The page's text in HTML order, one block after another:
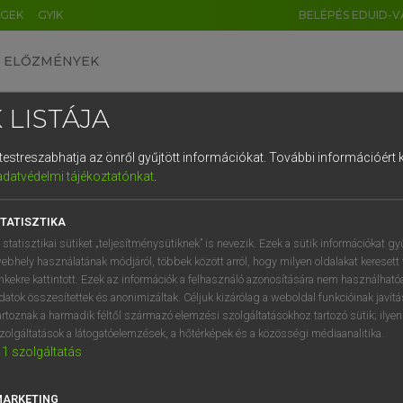
GYIK BELÉPÉS EDUID-
ELŐZMÉNYEK
szótár
VAN ELŐFIZETÉSED?
megtekintéséhez.
LISTÁJA
az önről gyűjtött információkat. További információért
tájékoztatónkat.
statisztikai sütiket „teljesítménysütiknek” is nevezik. Ezek a sütik információkat
használatának módjáról, többek között arról, hogy milyen oldalakat keresett
kattintott. Ezek az információk a felhasználó azonosítására nem
összesítettek és anonimizáltak. Céljuk kizárólag a weboldal funkcióinak
a harmadik féltől származó elemzési szolgáltatásokhoz tartozó sütik;
a látogatóelemzések, a hőtérképek és a közösségi médiaanalitika.
1 szolgáltatás
DE CN FR ES IT NL
1 2 3 4 5 6 7 8 9
q w e r t z u i
a s d f g h j k l é
í y x c v b n m , .